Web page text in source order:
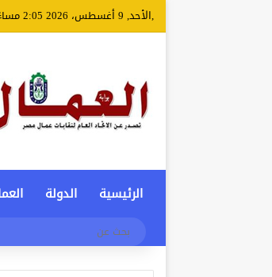
,الأحد, 9 أغسطس، 2026 2:05 مساءً
الرئيسية الدولة